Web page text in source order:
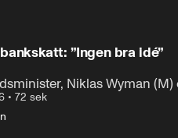
”Ingen bra idé”
Niklas Wyman (M)
• 72 sek